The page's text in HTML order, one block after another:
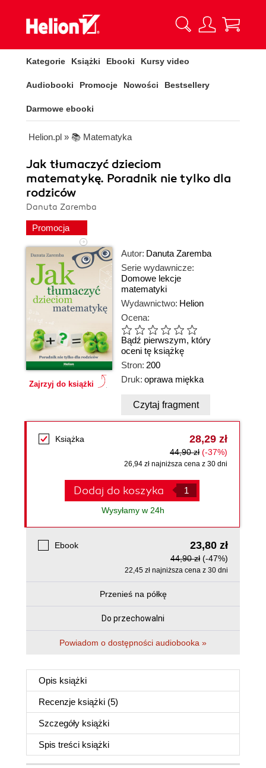
Kategorie Książki Ebooki Kursy video
Audiobooki Promocje Nowości Bestsellery
Darmowe ebooki
Helion.pl » 📚 Matematyka
Jak tłumaczyć dzieciom
matematykę. Poradnik nie tylko dla
rodziców
Danuta Zaremba
Promocja
Zajrzyj do książki
Autor: Danuta Zaremba
Serie wydawnicze:
Domowe lekcje
matematyki
Wydawnictwo: Helion
Ocena:
Bądź pierwszym, który
oceni tę książkę
Stron: 200
Druk: oprawa miękka
Czytaj fragment
Książka 28,29 zł
44,90 zł (-37%)
26,94 zł najniższa cena z 30 dni
Dodaj do koszyka
Wysyłamy w 24h
Ebook 23,80 zł
44,90 zł (-47%)
22,45 zł najniższa cena z 30 dni
Przenieś na półkę
Do przechowalni
Powiadom o dostępności audiobooka »
Opis książki
Recenzje książki (5)
Szczegóły książki
Spis treści książki